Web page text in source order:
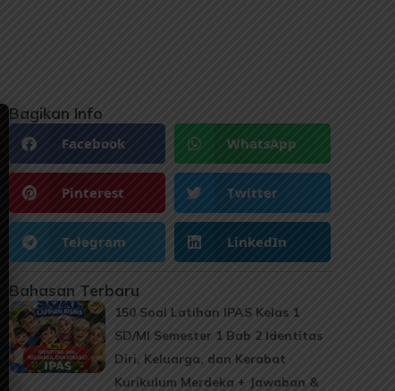
Bagikan Info
Facebook WhatsApp
Pinterest Twitter
Telegram LinkedIn
Bahasan Terbaru
150 Soal Latihan IPAS Kelas 1
SD/MI Semester 1 Bab 2 Identitas
Diri, Keluarga, dan Kerabat
Kurikulum Merdeka + Jawaban &